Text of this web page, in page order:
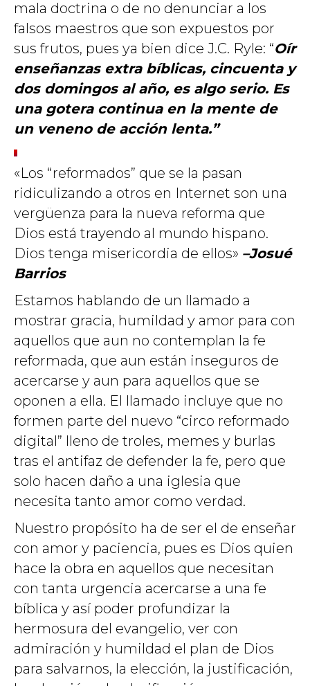
mala doctrina o de no denunciar a los
falsos maestros que son expuestos por
sus frutos, pues ya bien dice J.C. Ryle: “Oír
enseñanzas extra bíblicas, cincuenta y
dos domingos al año, es algo serio. Es
una gotera continua en la mente de
un veneno de acción lenta.”
«Los “reformados” que se la pasan
ridiculizando a otros en Internet son una
vergüenza para la nueva reforma que
Dios está trayendo al mundo hispano.
Dios tenga misericordia de ellos» –Josué
Barrios
Estamos hablando de un llamado a
mostrar gracia, humildad y amor para con
aquellos que aun no contemplan la fe
reformada, que aun están inseguros de
acercarse y aun para aquellos que se
oponen a ella. El llamado incluye que no
formen parte del nuevo “circo reformado
digital” lleno de troles, memes y burlas
tras el antifaz de defender la fe, pero que
solo hacen daño a una iglesia que
necesita tanto amor como verdad.
Nuestro propósito ha de ser el de enseñar
con amor y paciencia, pues es Dios quien
hace la obra en aquellos que necesitan
con tanta urgencia acercarse a una fe
bíblica y así poder profundizar la
hermosura del evangelio, ver con
admiración y humildad el plan de Dios
para salvarnos, la elección, la justificación,